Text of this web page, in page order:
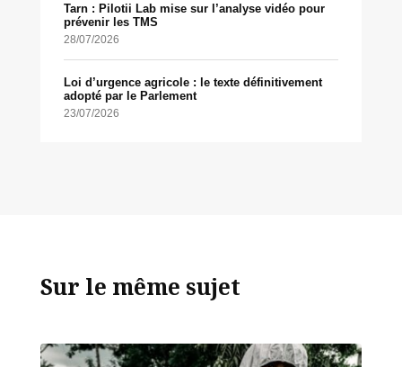
Tarn : Pilotii Lab mise sur l’analyse vidéo pour
prévenir les TMS
28/07/2026
Loi d’urgence agricole : le texte définitivement
adopté par le Parlement
23/07/2026
Sur le même sujet